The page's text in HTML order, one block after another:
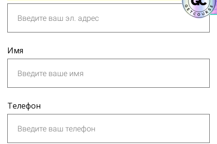
Имя
Телефон